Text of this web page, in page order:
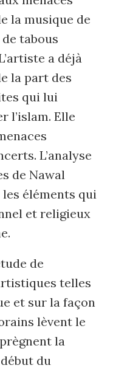
la musique de
tabous
a déjà
la part des
qui lui
l’islam. Elle
L’analyse
de Nawal
éléments qui
et religieux
de
telles
et sur la façon
lèvent le
la
du